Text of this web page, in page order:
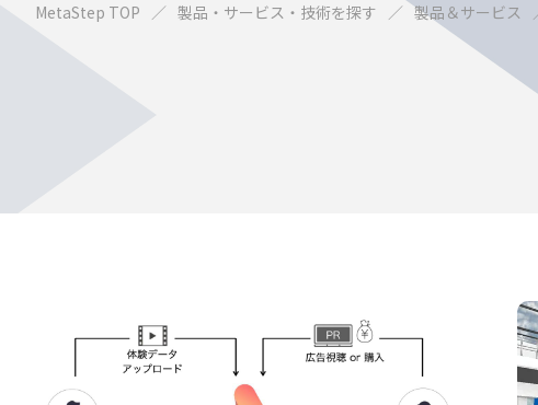
MetaStep TOP 製品・サービス・技術を探す 製品＆サービス